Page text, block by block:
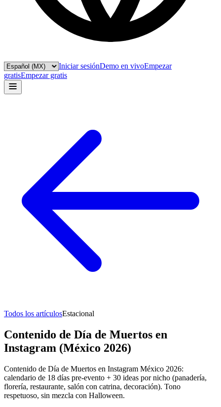
Iniciar sesiónDemo en vivoEmpezar
gratisEmpezar gratis
Todos los artículosEstacional
Contenido de Día de Muertos en
Instagram (México 2026)
Contenido de Día de Muertos en Instagram México 2026:
calendario de 18 días pre-evento + 30 ideas por nicho (panadería,
florería, restaurante, salón con catrina, decoración). Tono
respetuoso, sin mezcla con Halloween.